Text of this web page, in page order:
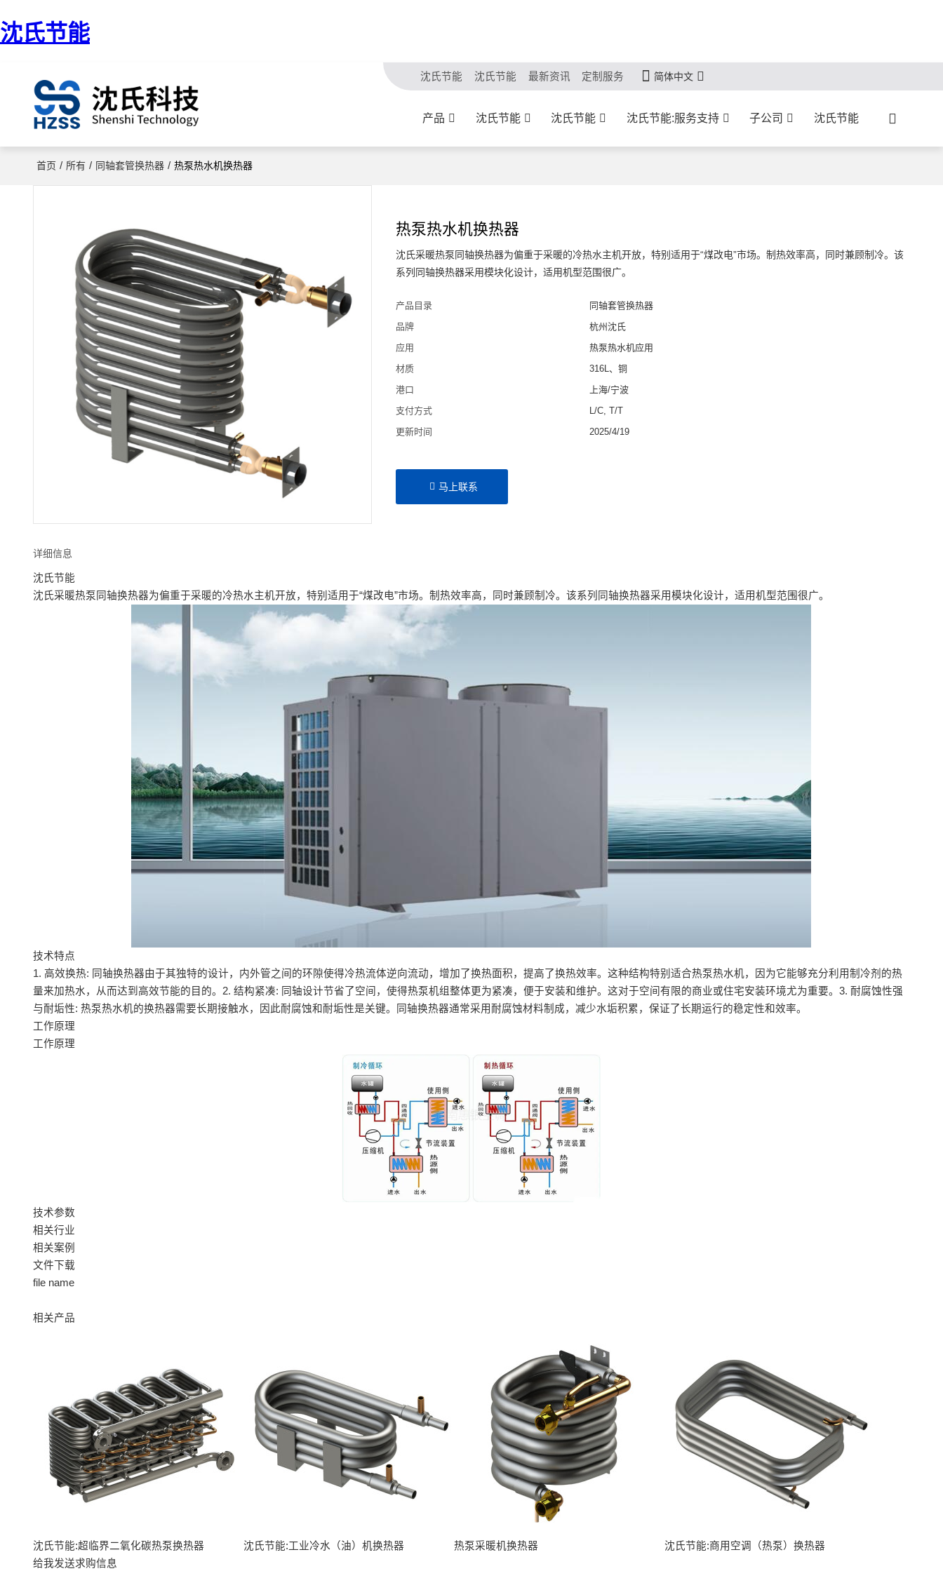
沈氏节能
沈氏节能 沈氏节能 最新资讯 定制服务 简体中文
产品 沈氏节能 沈氏节能 沈氏节能:服务支持 子公司 沈氏节能
首页 / 所有 / 同轴套管换热器 / 热泵热水机换热器
热泵热水机换热器
沈氏采暖热泵同轴换热器为偏重于采暖的冷热水主机开放，特别适用于“煤改电”市场。制热效率高，同时兼顾制冷。该
系列同轴换热器采用模块化设计，适用机型范围很广。
产品目录
同轴套管换热器
品牌
杭州沈氏
应用
热泵热水机应用
材质
316L、铜
港口
上海/宁波
支付方式
L/C, T/T
更新时间
2025/4/19
马上联系
详细信息
沈氏节能
沈氏采暖热泵同轴换热器为偏重于采暖的冷热水主机开放，特别适用于“煤改电”市场。制热效率高，同时兼顾制冷。该系列同轴换热器采用模块化设计，适用机型范围很广。
技术特点
1. 高效换热: 同轴换热器由于其独特的设计，内外管之间的环隙使得冷热流体逆向流动，增加了换热面积，提高了换热效率。这种结构特别适合热泵热水机，因为它能够充分利用制冷剂的热
量来加热水，从而达到高效节能的目的。2. 结构紧凑: 同轴设计节省了空间，使得热泵机组整体更为紧凑，便于安装和维护。这对于空间有限的商业或住宅安装环境尤为重要。3. 耐腐蚀性强
与耐垢性: 热泵热水机的换热器需要长期接触水，因此耐腐蚀和耐垢性是关键。同轴换热器通常采用耐腐蚀材料制成，减少水垢积累，保证了长期运行的稳定性和效率。
工作原理
工作原理
技术参数
相关行业
相关案例
文件下载
file name
相关产品
沈氏节能:超临界二氧化碳热泵换热器 沈氏节能:工业冷水（油）机换热器 热泵采暖机换热器
沈氏节能:商用空调（热泵）换热器
给我发送求购信息